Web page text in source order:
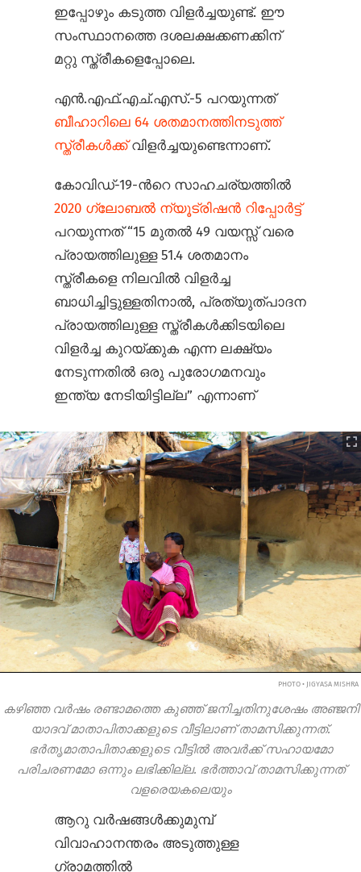
ഇപ്പോഴും കടുത്ത വിളര്‍ച്ചയുണ്ട്. ഈ
സംസ്ഥാനത്തെ ദശലക്ഷക്കണക്കിന്
മറ്റു സ്ത്രീകളെപ്പോലെ.
എന്‍.എഫ്.എച്.എസ്.-5 പറയുന്നത്
ബീഹാറിലെ 64 ശതമാനത്തിനടുത്ത്
സ്ത്രീകള്‍ക്ക്വിളര്‍ച്ചയുണ്ടെന്നാണ്.
കോവിഡ്-19-ന്‍റെ സാഹചര്യത്തില്‍
2020 ഗ്ലോബല്‍ ന്യൂട്രിഷന്‍ റിപ്പോര്‍ട്ട്
പറയുന്നത് “15 മുതല്‍ 49 വയസ്സ് വരെ
പ്രായത്തിലുള്ള 51.4 ശതമാനം
സ്ത്രീകളെ നിലവില്‍ വിളര്‍ച്ച
ബാധിച്ചിട്ടുള്ളതിനാല്‍, പ്രത്യുത്പാദന
പ്രായത്തിലുള്ള സ്ത്രീകള്‍ക്കിടയിലെ
വിളര്‍ച്ച കുറയ്ക്കുക എന്ന ലക്ഷ്യം
നേടുന്നതില്‍ ഒരു പുരോഗമനവും
ഇന്ത്യ നേടിയിട്ടില്ല” എന്നാണ്
PHOTO • JIGYASA MISHRA
കഴിഞ്ഞ വര്‍ഷം രണ്ടാമത്തെ കുഞ്ഞ് ജനിച്ചതിനുശേഷം അഞ്ജനി
യാദവ് മാതാപിതാക്കളുടെ വീട്ടിലാണ് താമസിക്കുന്നത്.
ഭര്‍തൃമാതാപിതാക്കളുടെ വീട്ടില്‍ അവര്‍ക്ക് സഹായമോ
പരിചരണമോ ഒന്നും ലഭിക്കില്ല. ഭര്‍ത്താവ് താമസിക്കുന്നത്
വളരെയകലെയും
ആറു വര്‍ഷങ്ങള്‍ക്കുമുമ്പ്
വിവാഹാനന്തരം അടുത്തുള്ള
ഗ്രാമത്തില്‍